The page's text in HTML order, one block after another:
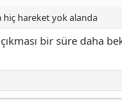
hiç hareket yok alanda
bir süre daha